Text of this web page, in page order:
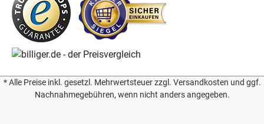
* Alle Preise inkl. gesetzl. Mehrwertsteuer zzgl. Versandkosten und ggf.
Nachnahmegebühren, wenn nicht anders angegeben.